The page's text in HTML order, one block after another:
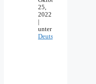
25,
2022
unter
Deutschland